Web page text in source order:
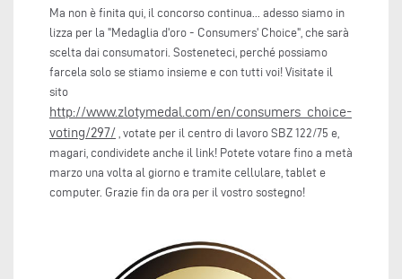
Ma non è finita qui, il concorso continua... adesso siamo in
lizza per la "Medaglia d'oro - Consumers' Choice", che sarà
scelta dai consumatori. Sosteneteci, perché possiamo
farcela solo se stiamo insieme e con tutti voi! Visitate il
sito
http://www.zlotymedal.com/en/consumers_choice-
voting/297/ , votate per il centro di lavoro SBZ 122/75 e,
magari, condividete anche il link! Potete votare fino a metà
marzo una volta al giorno e tramite cellulare, tablet e
computer. Grazie fin da ora per il vostro sostegno!